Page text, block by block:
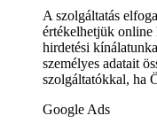
A szolgáltatás
értékelhetjük online
hirdetési
személyes adatait
szolgáltatókkal, ha
Google Ads